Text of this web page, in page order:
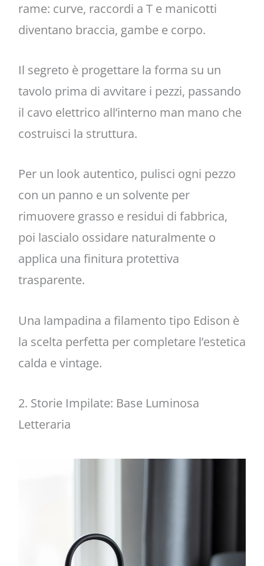
rame: curve, raccordi a T e manicotti
diventano braccia, gambe e corpo.
Il segreto è progettare la forma su un
tavolo prima di avvitare i pezzi, passando
il cavo elettrico all’interno man mano che
costruisci la struttura.
Per un look autentico, pulisci ogni pezzo
con un panno e un solvente per
rimuovere grasso e residui di fabbrica,
poi lascialo ossidare naturalmente o
applica una finitura protettiva
trasparente.
Una lampadina a filamento tipo Edison è
la scelta perfetta per completare l’estetica
calda e vintage.
2. Storie Impilate: Base Luminosa
Letteraria